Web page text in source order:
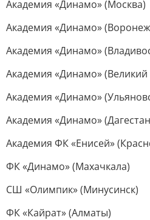
Академия «Динамо» (Москва)
Академия «Динамо»
Академия «Динамо»
Академия «Динамо»
Академия «Динамо»
Академия «Динамо»
Академия ФК «Енисей»
ФК «Динамо» (Махачкала)
СШ «Олимпик» (Минусинск)
ФК «Кайрат» (Алматы)